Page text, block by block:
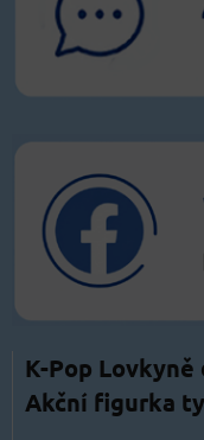
K-Pop
Akční figurka